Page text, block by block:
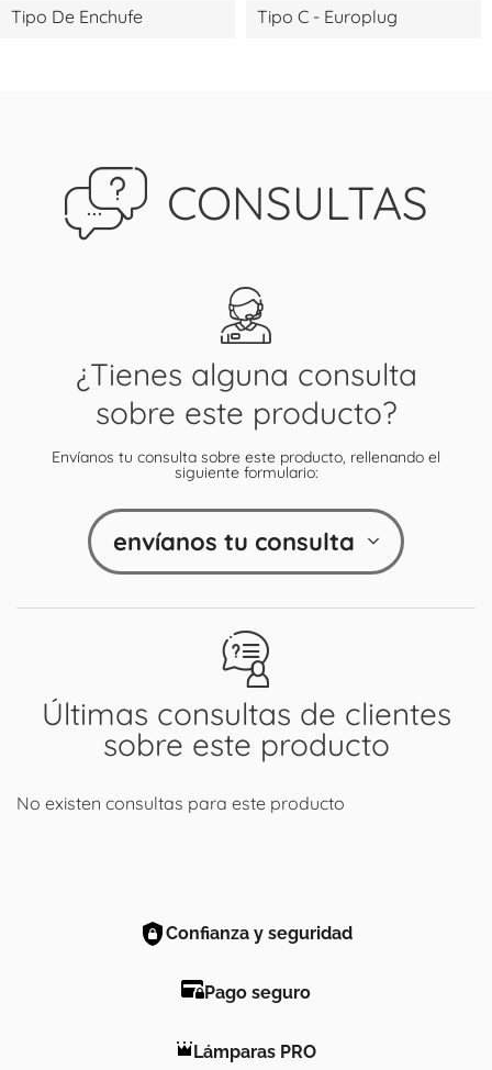
Tipo De Enchufe Tipo C - Europlug
CONSULTAS
Últimas consultas de clientes
sobre este producto
No existen consultas para este producto
¿Tienes alguna consulta
sobre este producto?
Envíanos tu consulta sobre este producto, rellenando el
siguiente formulario:
envíanos tu consulta
Confianza y seguridad
Pago seguro
Lámparas PRO